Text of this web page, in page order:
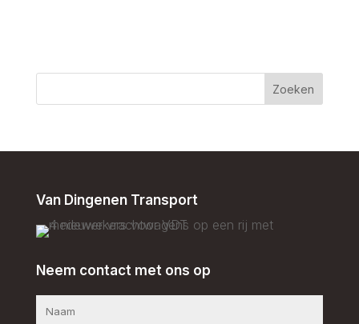
Zoeken
Van Dingenen Transport
Neem contact met ons op